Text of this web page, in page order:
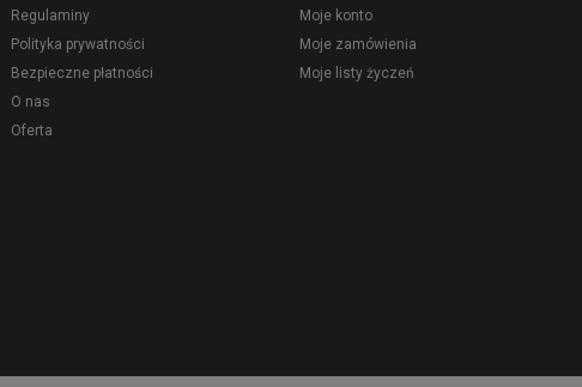
Regulaminy
Polityka prywatności
Bezpieczne płatności
O nas
Oferta
Moje konto
Moje zamówienia
Moje listy życzeń